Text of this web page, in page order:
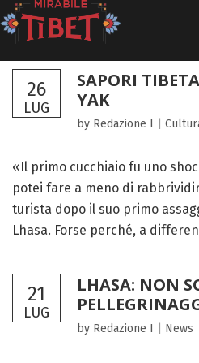
26
LUG
SAPORI
YAK
by Redazione I
«Il primo cucchiaio fu uno
potei fare a meno di
turista dopo il suo primo
Lhasa. Forse perché, a
21
LUG
LHASA: NON
by Redazione I News